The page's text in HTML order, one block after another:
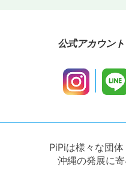
公式アカウン
PiPiは様々な団体
沖縄の発展に寄